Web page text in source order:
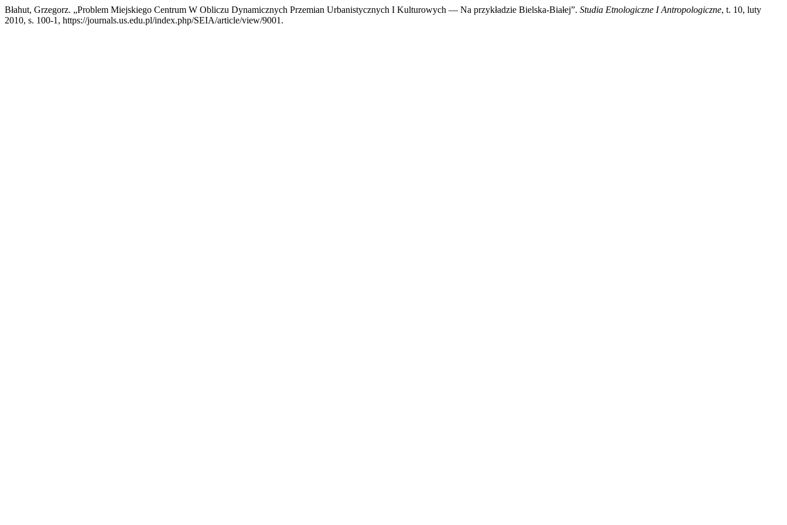
Błahut, Grzegorz. „Problem Miejskiego Centrum W Obliczu Dynamicznych Przemian Urbanistycznych I Kulturowych — Na przykładzie Bielska-Białej”. Studia Etnologiczne I Antropologiczne, t. 10, luty
2010, s. 100-1, https://journals.us.edu.pl/index.php/SEIA/article/view/9001.